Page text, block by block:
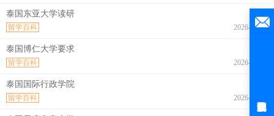
泰国东亚大学读研
2026-08-07
留学百科
泰国博仁大学要求
2026-08-07
留学百科
泰国国际行政学院
2026-08-07
留学百科